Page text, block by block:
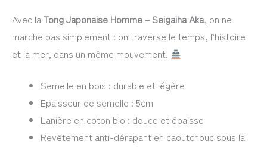
Avec laTong Japonaise Homme – Seigaiha Aka, on ne
marche pas simplement : on traverse le temps, l’histoire
et la mer, dans un même mouvement.
Semelle en bois : durable et légère
Epaisseur de semelle : 5cm
Lanière en coton bio : douce et épaisse
Revêtement anti-dérapant en caoutchouc sous la